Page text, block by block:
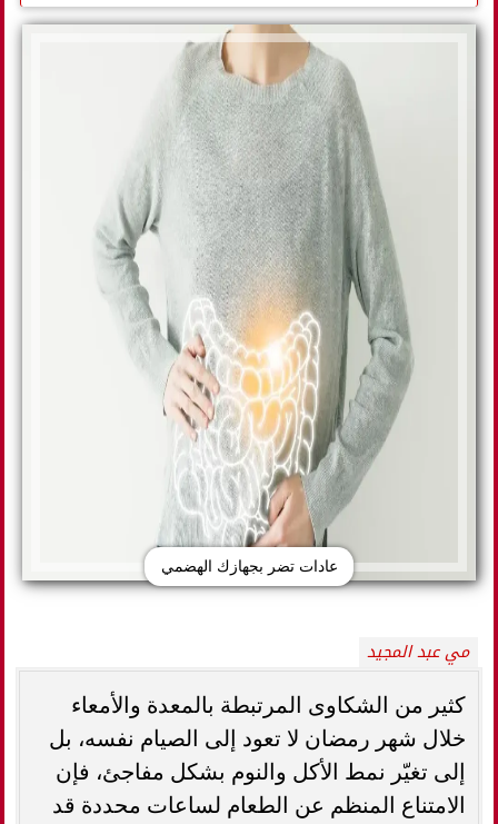
عادات تضر بجهازك الهضمي
مي عبد المجيد
كثير من الشكاوى المرتبطة بالمعدة والأمعاء
خلال شهر رمضان لا تعود إلى الصيام نفسه، بل
إلى تغيّر نمط الأكل والنوم بشكل مفاجئ، فإن
الامتناع المنظم عن الطعام لساعات محددة قد